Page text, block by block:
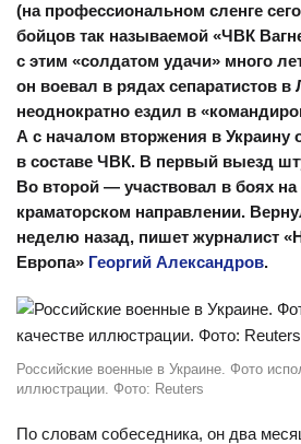
(на профессиональном сленге
бойцов так называемой «ЧВК
с этим «солдатом удачи» много
он воевал в рядах сепаратистов в
неоднократно ездил в
А с началом вторжения в Украину
в составе ЧВК. В первый выезд
Во второй — участвовал в боях на
краматорском направлении.
неделю назад, пишет журналист
Европа» Георгий Александров.
Российские военные в Украине. Фото
иллюстрации. Фото: Reuters
По словам собеседника, он два